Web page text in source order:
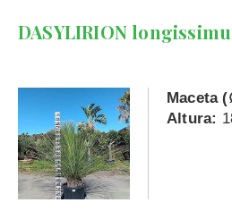
DASYLIRION
Maceta
Altura: